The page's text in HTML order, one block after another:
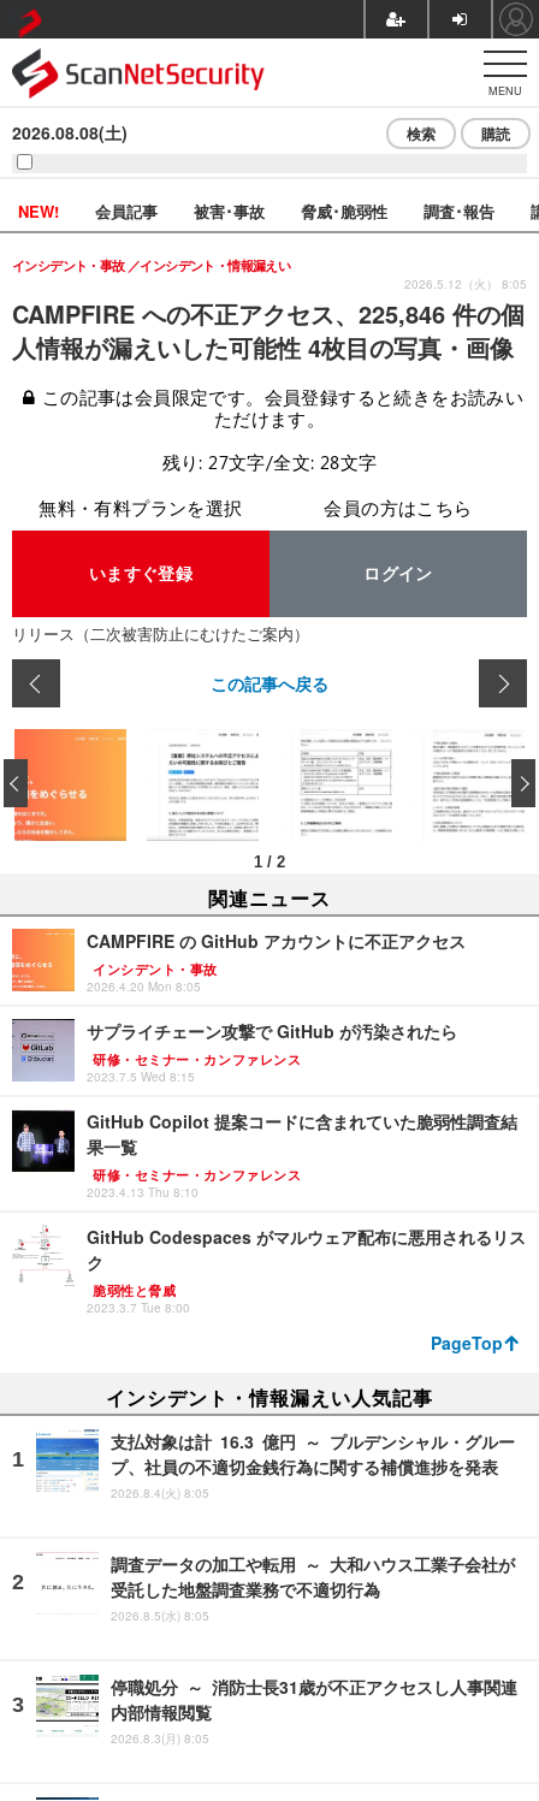
MENU
2026.08.08(土) 検索 購読
NEW! 会員記事 被害･事故 脅威･脆弱性 調査･報告
CAMPFIRE への不正アクセス、225,846 件の個
人情報が漏えいした可能性 4枚目の写真・画像
インシデント・事故 インシデント・情報漏えい
2026.5.12（火） 8:05
この記事は会員限定です。会員登録すると続きをお読みい
ただけます。
残り: 27文字/全文: 28文字
無料・有料プランを選択
いますぐ登録
会員の方はこちら
ログイン
リリース（二次被害防止にむけたご案内）
この記事へ戻る
1 / 2
‹
関連ニュース
CAMPFIRE の GitHub アカウントに不正アクセス
インシデント・事故
2026.4.20 Mon 8:05
サプライチェーン攻撃で GitHub が汚染されたら
研修・セミナー・カンファレンス
2023.7.5 Wed 8:15
GitHub Copilot 提案コードに含まれていた脆弱性調査結
果一覧
研修・セミナー・カンファレンス
2023.4.13 Thu 8:10
GitHub Codespaces がマルウェア配布に悪用されるリス
ク
脆弱性と脅威
2023.3.7 Tue 8:00
PageTop
インシデント・情報漏えい人気記事
支払対象は計 16.3 億円 ～ プルデンシャル・グルー
プ、社員の不適切金銭行為に関する補償進捗を発表
2026.8.4(火) 8:05
調査データの加工や転用 ～ 大和ハウス工業子会社が
受託した地盤調査業務で不適切行為
2026.8.5(水) 8:05
停職処分 ～ 消防士長31歳が不正アクセスし人事関連
内部情報閲覧
2026.8.3(月) 8:05